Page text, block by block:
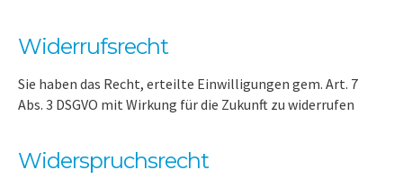
Widerrufsrecht
Sie haben das Recht, erteilte Einwilligungen gem. Art. 7
Abs. 3 DSGVO mit Wirkung für die Zukunft zu widerrufen
Widerspruchsrecht